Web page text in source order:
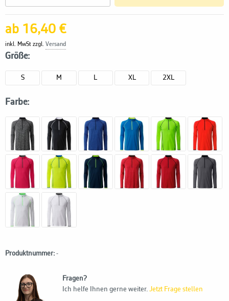
ab 16,40 €
inkl. MwSt zzgl. Versand
Größe:
S M L XL 2XL
Farbe:
Produktnummer: -
Fragen?
Ich helfe Ihnen gerne weiter. Jetzt Frage stellen